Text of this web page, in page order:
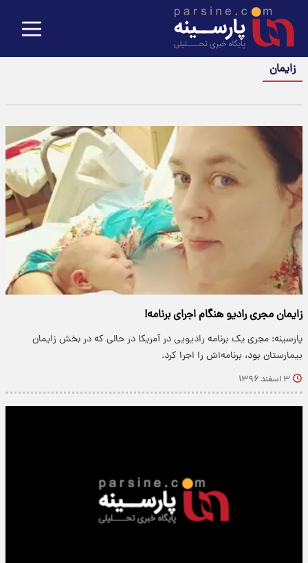
زایمان
زایمان مجری رادیو هنگام اجرای برنامه!
پارسینه: مجری یک برنامه رادیویی در آمریکا در حالی که در بخش زایمان
بیمارستان بود، برنامه‌اش را اجرا کرد.
۳ اسفند ۱۳۹۶